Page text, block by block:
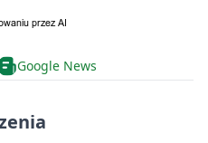
Google News